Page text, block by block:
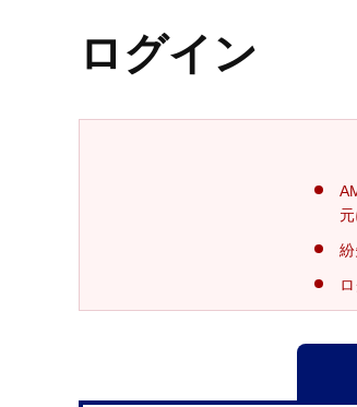
ログイン